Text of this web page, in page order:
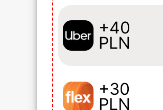
+40
PLN
+30
PLN